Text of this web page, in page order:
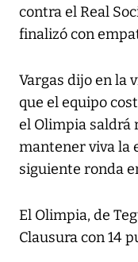
contra el Real
finalizó con
Vargas dijo en la
que el equipo
el Olimpia saldrá
mantener viva la
siguiente ronda
El Olimpia, de
Clausura con 14